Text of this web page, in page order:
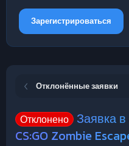
Зарегистрироваться
Отклонённые заявки
Отклонено Заявка
CS:GO Zombie